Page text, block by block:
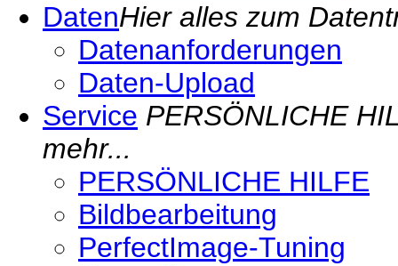
DatenHier alles zum
Datenanforderungen
Daten-Upload
Service PERSÖNLICHE
mehr...
PERSÖNLICHE HILFE
Bildbearbeitung
PerfectImage-Tuning